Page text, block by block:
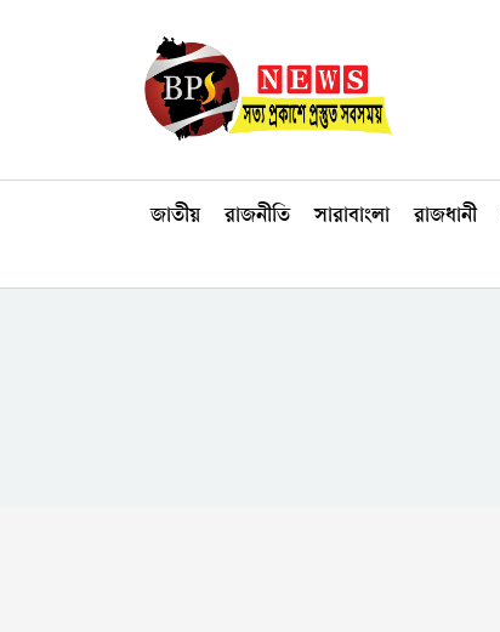
জাতীয় রাজনীতি সারাবাংলা রাজধানী